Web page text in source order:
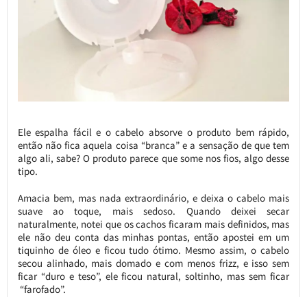
Ele espalha fácil e o cabelo absorve o produto bem rápido,
então não fica aquela coisa “branca” e a sensação de que tem
algo ali, sabe? O produto parece que some nos fios, algo desse
tipo.
Amacia bem, mas nada extraordinário, e deixa o cabelo mais
suave ao toque, mais sedoso. Quando deixei secar
naturalmente, notei que os cachos ficaram mais definidos, mas
ele não deu conta das minhas pontas, então apostei em um
tiquinho de óleo e ficou tudo ótimo. Mesmo assim, o cabelo
secou alinhado, mais domado e com menos frizz, e isso sem
ficar “duro e teso”, ele ficou natural, soltinho, mas sem ficar
“farofado”.